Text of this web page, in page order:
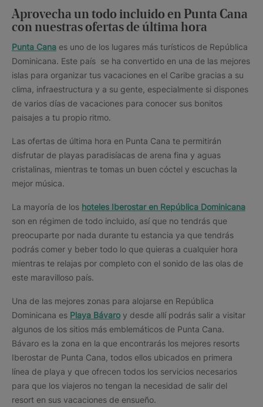
Aprovecha un todo incluido en Punta Cana
con nuestras ofertas de última hora
Punta Cana es uno de los lugares más turísticos de República
Dominicana. Este país se ha convertido en una de las mejores
islas para organizar tus vacaciones en el Caribe gracias a su
clima, infraestructura y a su gente, especialmente si dispones
de varios días de vacaciones para conocer sus bonitos
paisajes a tu propio ritmo.
Las ofertas de última hora en Punta Cana te permitirán
disfrutar de playas paradisíacas de arena fina y aguas
cristalinas, mientras te tomas un buen cóctel y escuchas la
mejor música.
La mayoría de los hoteles Iberostar en República Dominicana
son en régimen de todo incluido, así que no tendrás que
preocuparte por nada durante tu estancia ya que tendrás
podrás comer y beber todo lo que quieras a cualquier hora
mientras te relajas por completo con el sonido de las olas de
este maravilloso país.
Una de las mejores zonas para alojarse en República
Dominicana es Playa Bávaro y desde allí podrás salir a visitar
algunos de los sitios más emblemáticos de Punta Cana.
Bávaro es la zona en la que encontrarás los mejores resorts
Iberostar de Punta Cana, todos ellos ubicados en primera
línea de playa y que ofrecen todos los servicios necesarios
para que los viajeros no tengan la necesidad de salir del
resort en sus vacaciones de ensueño.